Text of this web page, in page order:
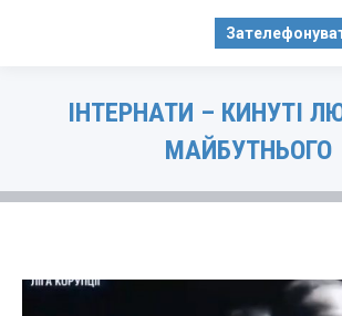
ІНТЕРНАТИ – КИНУТІ
МАЙБУТНЬОГО